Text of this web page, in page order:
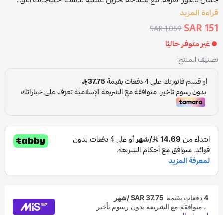
قراءة المزيد
151 SAR
1,059 SAR
غير متوفر حاليًا
تصنيف المنتج: